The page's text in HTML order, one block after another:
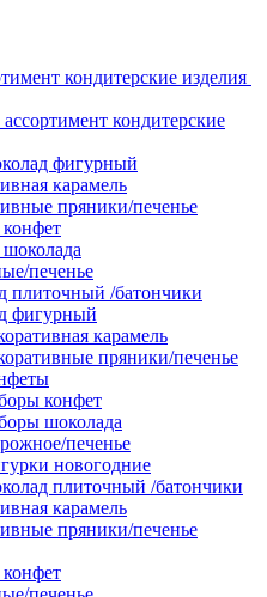
кондитерские изделия
кондитерские
фигурный
карамель
пряники/печенье
печенье
плиточный /батончики
фигурный
карамель
пряники/печенье
конфет
шоколада
печенье
новогодние
плиточный /батончики
карамель
пряники/печенье